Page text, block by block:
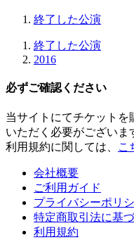
終了した公演
終了した公演
2016
必ずご確認ください
当サイトにてチケットを
いただく必要がございま
利用規約に関しては、
こ
会社概要
ご利用ガイド
プライバシーポリ
特定商取引法に基
利用規約